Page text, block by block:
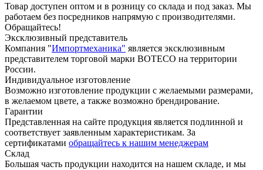
Товар доступен оптом и в розницу со склада и под заказ. Мы
работаем без посредников напрямую с производителями.
Обращайтесь!
Эксклюзивный представитель
Компания "Импортмеханика" является эксклюзивным
представителем торговой марки BOTECO на территории
России.
Индивидуальное изготовление
Возможно изготовление продукции с желаемыми размерами,
в желаемом цвете, а также возможно брендирование.
Гарантии
Представленная на сайте продукция является подлинной и
соответствует заявленным характеристикам. За
сертификатами обращайтесь к нашим менеджерам
Склад
Большая часть продукции находится на нашем складе, и мы